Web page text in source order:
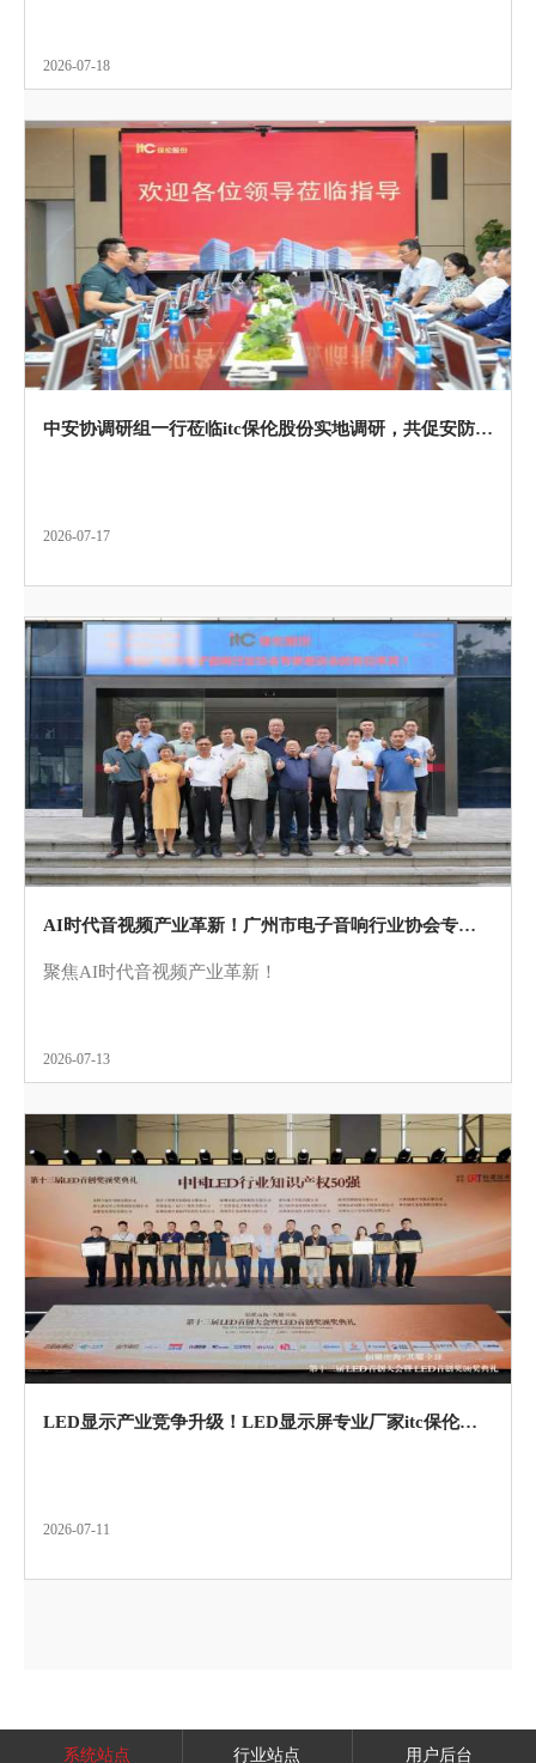
2026-07-18
中安协调研组一行莅临itc保伦股份实地调研，共促安防产业高质量发展！
2026-07-17
AI时代音视频产业革新！广州市电子音响行业协会专家团莅临itc保伦股份开展专项座谈交流
聚焦AI时代音视频产业革新！
2026-07-13
LED显示产业竞争升级！LED显示屏专业厂家itc保伦股份以差异化布局助推行业高质量发展!
2026-07-11
系统站点 行业站点 用户后台